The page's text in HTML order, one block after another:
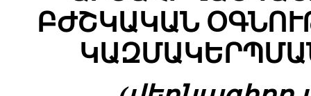
ԲԺՇԿԱԿԱՆ